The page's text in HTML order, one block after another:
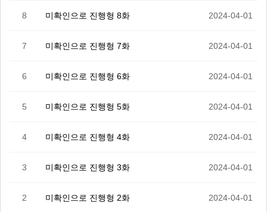
8 미확인으로 진행형 8화 2024-04-01
7 미확인으로 진행형 7화 2024-04-01
6 미확인으로 진행형 6화 2024-04-01
5 미확인으로 진행형 5화 2024-04-01
4 미확인으로 진행형 4화 2024-04-01
3 미확인으로 진행형 3화 2024-04-01
2 미확인으로 진행형 2화 2024-04-01